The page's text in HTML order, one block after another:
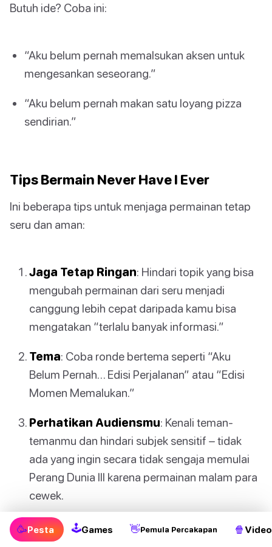
Butuh ide? Coba ini:
“Aku belum pernah memalsukan aksen untuk
mengesankan seseorang.”
“Aku belum pernah makan satu loyang pizza
sendirian.”
Tips Bermain Never Have I Ever
Ini beberapa tips untuk menjaga permainan tetap
seru dan aman:
Jaga Tetap Ringan: Hindari topik yang bisa
mengubah permainan dari seru menjadi
canggung lebih cepat daripada kamu bisa
mengatakan “terlalu banyak informasi.”
Tema: Coba ronde bertema seperti “Aku
Belum Pernah… Edisi Perjalanan” atau “Edisi
Momen Memalukan.”
Perhatikan Audiensmu: Kenali teman-
temanmu dan hindari subjek sensitif – tidak
ada yang ingin secara tidak sengaja memulai
Perang Dunia III karena permainan malam para
cewek.
🥳Pesta 🕹Games 👋Pemula Percakapan 🍿 Video